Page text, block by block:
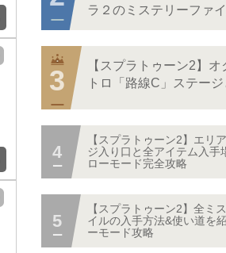
ラ２のミステリーファ
【スプラトゥーン2】オ
トロ「路線C」ステー
【スプラトゥーン2】エリ
ジ入り口と全アイテム入手
ローモード完全攻略
【スプラトゥーン2】全ミ
イルの入手方法&使い道を
ーモード攻略